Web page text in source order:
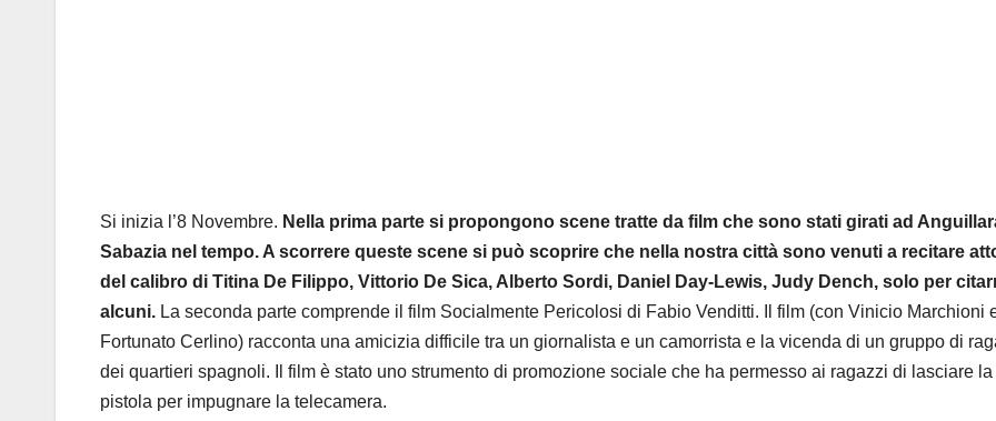
Si inizia l’8 Novembre. Nella prima parte si propongono scene tratte da film che sono stati girati ad
Sabazia nel tempo. A scorrere queste scene si può scoprire che nella nostra città sono venuti a recitare
del calibro di Titina De Filippo, Vittorio De Sica, Alberto Sordi, Daniel Day-Lewis, Judy Dench, solo per
alcuni. La seconda parte comprende il film Socialmente Pericolosi di Fabio Venditti. Il film (con Vinicio Marchioni
Fortunato Cerlino) racconta una amicizia difficile tra un giornalista e un camorrista e la vicenda di un gruppo di
dei quartieri spagnoli. Il film è stato uno strumento di promozione sociale che ha permesso ai ragazzi di lasciare la
pistola per impugnare la telecamera.